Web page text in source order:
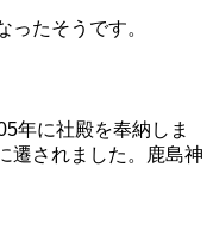
たそうです。
年に社殿を奉納しま
遷されました。鹿島神